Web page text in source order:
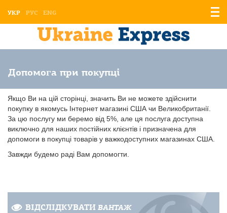
УКР РУС ENG
Допомога при покупці
Якщо Ви на цій сторінці, значить Ви не можете здійснити
покупку в якомусь Інтернет магазині США чи Великобританії.
За цю послугу ми беремо від 5%, але ця послуга доступна
виключно для наших постійних клієнтів і призначена для
допомоги в покупці товарів у важкодоступних магазинах США.
Завжди будемо раді Вам допомогти.
ВІДСЛІДКУВАТИ ВАНТАЖ